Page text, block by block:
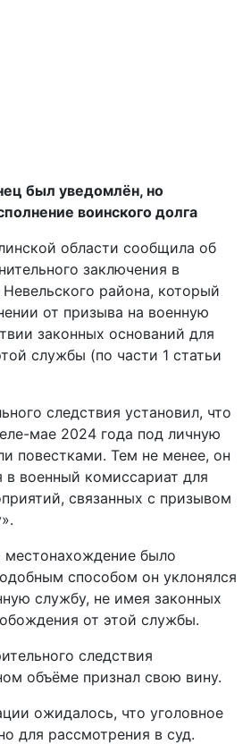
был уведомлён, но
воинского долга
области сообщила об
заключения в
района, который
от призыва на военную
законных оснований для
службы (по части 1 статьи
следствия установил, что
мае 2024 года под личную
повестками. Тем не менее, он
в военный комиссариат для
связанных с призывом
местонахождение было
способом он уклонялся
службу, не имея законных
от этой службы.
следствия
объёме признал свою вину.
ожидалось, что уголовное
для рассмотрения в суд.